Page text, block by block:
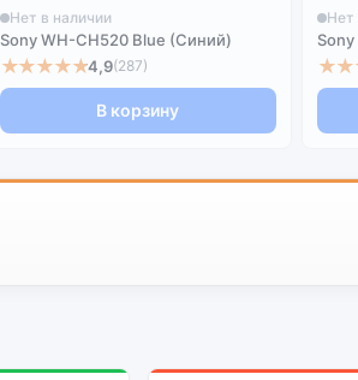
Нет в наличии
Sony WH-CH520 Blue (Синий)
★★★★★4,9(287)
В корзину
Нет